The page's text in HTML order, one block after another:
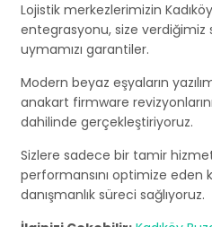
Lojistik merkezlerimizin
entegrasyonu, size
uymamızı garantiler.
Modern beyaz eşyaların
anakart firmware
dahilinde gerçekleştiriyoruz.
Sizlere sadece bir tamir
performansını optimize eden
danışmanlık süreci sağlıyoruz.